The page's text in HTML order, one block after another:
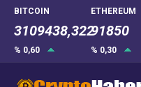
BITCOIN
3109438,322
% 0,60
ETHEREUM
91850
% 0,30